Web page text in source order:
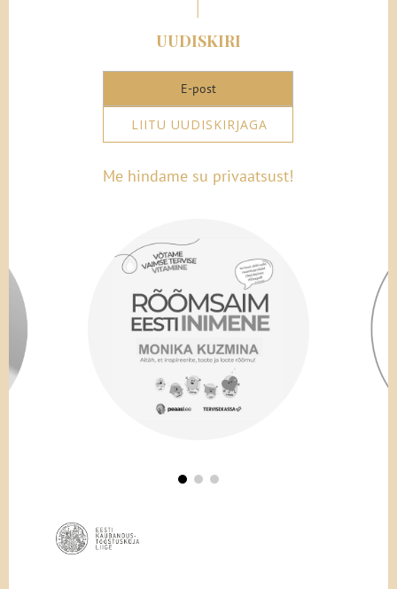
UUDISKIRI
LIITU UUDISKIRJAGA
Me hindame su privaatsust!